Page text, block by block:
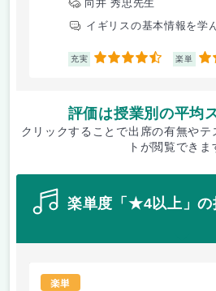
向井 秀忠先生
イギリスの基本情報を学
充実 4.5 楽単 4
評価は授業別の平均
クリックすることで出席の有無や
トが閲覧できま
楽単度「★4以上」の
楽単